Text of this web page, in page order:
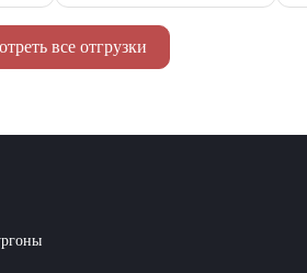
все отгрузки